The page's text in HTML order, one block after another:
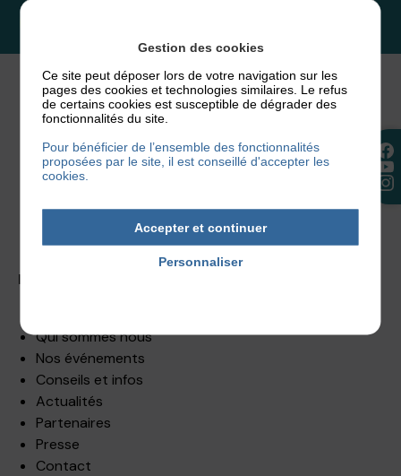
Facebook Instagram YouTube
Plan du site
Qui sommes nous
Nos événements
Conseils et infos
Actualités
Partenaires
Presse
Contact
Gestion des cookies
Ce site peut déposer lors de votre navigation sur les
pages des cookies et technologies similaires. Le refus
de certains cookies est susceptible de dégrader des
fonctionnalités du site.
Pour bénéficier de l’ensemble des fonctionnalités
proposées par le site, il est conseillé d'accepter les
cookies.
Accepter et continuer
Personnaliser